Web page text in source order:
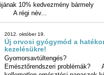
10% kedvezmény bármely
A régi név...
2012. október 19.
Új orvosi gyógymód a
kezelésükre!
Gyomorsavtúltengés?
Emésztőrendszeri problémák? A
kellemetlen emésztési panaszok között